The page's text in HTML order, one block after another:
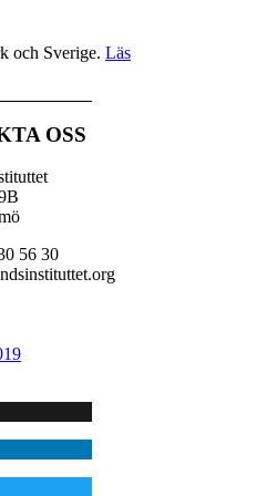
och Sverige. Läs
OSS
56 30